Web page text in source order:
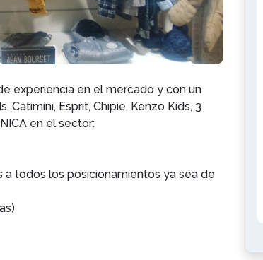
experiencia en el mercado y con un
Catimini, Esprit, Chipie, Kenzo Kids, 3
en el sector:
todos los posicionamientos ya sea de